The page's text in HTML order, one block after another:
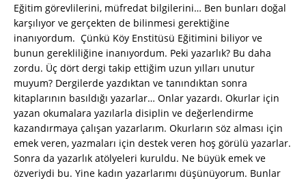
Eğitim görevlilerini, müfredat bilgilerini… Ben bunları doğal
karşılıyor ve gerçekten de bilinmesi gerektiğine
inanıyordum. Çünkü Köy Enstitüsü Eğitimini biliyor ve
bunun gerekliliğine inanıyordum. Peki yazarlık? Bu daha
zordu. Üç dört dergi takip ettiğim uzun yılları unutur
muyum? Dergilerde yazdıktan ve tanındıktan sonra
kitaplarının basıldığı yazarlar… Onlar yazardı. Okurlar için
yazan okumalara yazılarla disiplin ve değerlendirme
kazandırmaya çalışan yazarlarım. Okurların söz alması için
emek veren, yazmaları için destek veren hoş görülü yazarlar.
Sonra da yazarlık atölyeleri kuruldu. Ne büyük emek ve
özveriydi bu. Yine kadın yazarlarımı düşünüyorum. Bunlar